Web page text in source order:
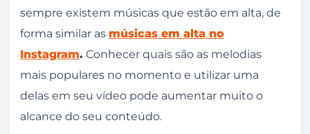
sempre existem músicas que estão em alta, de
forma similar as músicas em alta no
Instagram. Conhecer quais são as melodias
mais populares no momento e utilizar uma
delas em seu vídeo pode aumentar muito o
alcance do seu conteúdo.